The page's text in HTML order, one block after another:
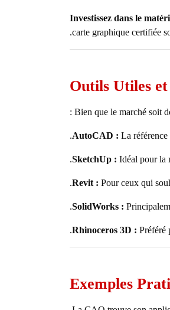
Investissez dans le
carte graphique certifiée
Outils Utiles
Bien que le marché soit
AutoCAD : La
SketchUp : Idéal pour la
Revit : Pour ceux qui
SolidWorks :
Rhinoceros 3D : Préféré
Exemples